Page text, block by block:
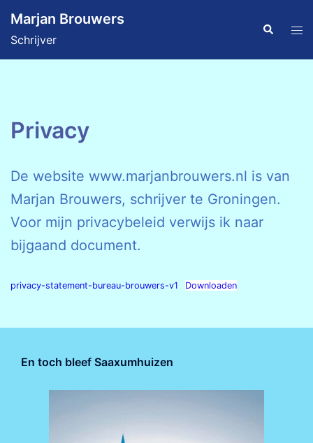
naar
de
inhoud
Marjan Brouwers
Schrijver
Zoeken
Privacy
De website www.marjanbrouwers.nl is van
Marjan Brouwers, schrijver te Groningen.
Voor mijn privacybeleid verwijs ik naar
bijgaand document.
privacy-statement-bureau-brouwers-v1 Downloaden
En toch bleef Saaxumhuizen